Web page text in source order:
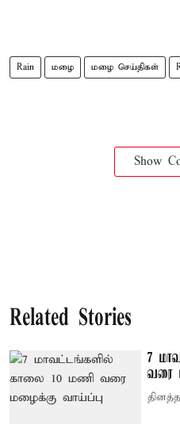
Rain மழை மழை செய்திகள்
Show
Related Stories
7
வரை